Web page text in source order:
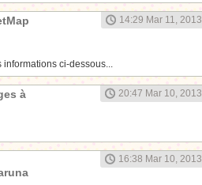
14:29 Mar 11, 2013
ci-dessous...
à
20:47 Mar 10, 2013
16:38 Mar 10, 2013